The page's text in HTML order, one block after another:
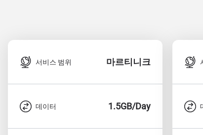
서비스 범위 마르티니크
데이터 1.5GB/Day